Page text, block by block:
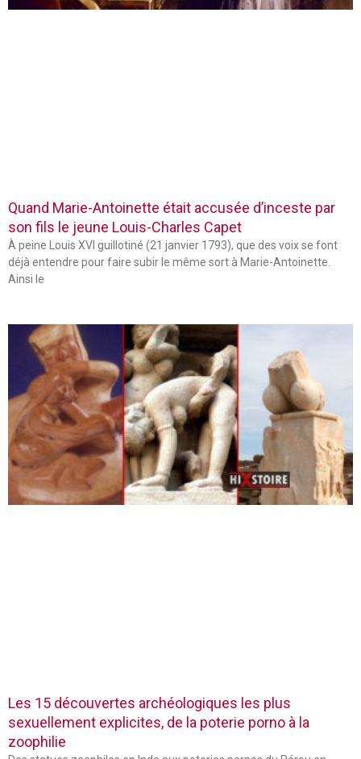
Quand Marie-Antoinette était accusée d’inceste par
son fils le jeune Louis-Charles Capet
À peine Louis XVI guillotiné (21 janvier 1793), que des voix se font
déjà entendre pour faire subir le même sort à Marie-Antoinette.
Ainsi le
Les 15 découvertes archéologiques les plus
sexuellement explicites, de la poterie porno à la
zoophilie